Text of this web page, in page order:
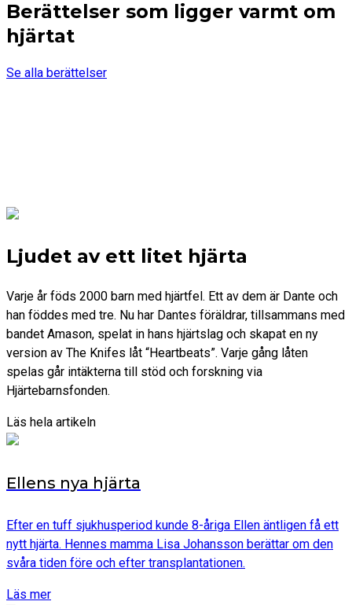
Berättelser som ligger varmt om
hjärtat
Se alla berättelser
Ljudet av ett litet hjärta
Varje år föds 2000 barn med hjärtfel. Ett av dem är Dante och
han föddes med tre. Nu har Dantes föräldrar, tillsammans med
bandet Amason, spelat in hans hjärtslag och skapat en ny
version av The Knifes låt “Heartbeats”. Varje gång låten
spelas går intäkterna till stöd och forskning via
Hjärtebarnsfonden.
Läs hela artikeln
Ellens nya hjärta
Efter en tuff sjukhusperiod kunde 8-åriga Ellen äntligen få ett
nytt hjärta. Hennes mamma Lisa Johansson berättar om den
svåra tiden före och efter transplantationen.
Läs mer